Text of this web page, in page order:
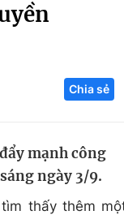
Infographic
Công nghệ
Sản phẩm
Chia sẻ
mạnh công
ngày 3/9.
thấy thêm